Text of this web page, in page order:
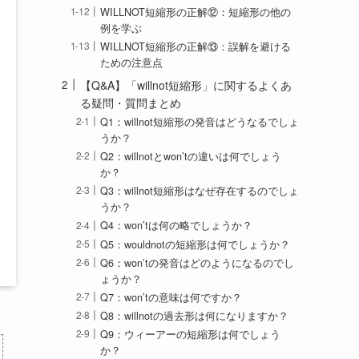
WILLNOT短縮形の正解⑫：短縮形の他の
例を学ぶ
WILLNOT短縮形の正解⑬：誤解を避ける
ための注意点
【Q&A】「willnot短縮形」に関するよくあ
る疑問・質問まとめ
Q1：willnot短縮形の発音はどうなるでしょ
うか？
Q2：willnotとwon’tの違いは何でしょう
か？
Q3：willnot短縮形はなぜ存在するのでしょ
うか？
Q4：won’tは何の略でしょうか？
Q5：wouldnotの短縮形は何でしょうか？
Q6：won’tの発音はどのようになるのでし
ょうか？
Q7：won’tの意味は何ですか？
Q8：willnotの過去形は何になりますか？
Q9：ウィーアーの短縮形は何でしょう
か？